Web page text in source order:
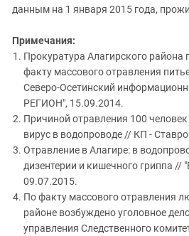
данным на 1 января 2015 года,
Примечания:
Прокуратура Алагирского района
факту массового отравления
Северо-Осетинский
РЕГИОН", 15.09.2014.
Причиной отравления 100
вирус в водопроводе // КП -
Отравление в Алагире: в
дизентерии и кишечного гриппа //
09.07.2015.
По факту массового отравления
районе возбуждено уголовное
управления Следственного